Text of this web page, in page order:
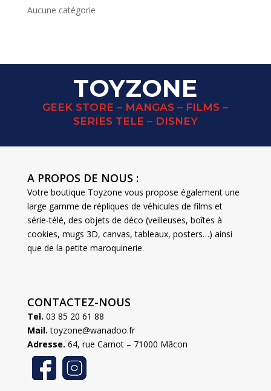
Aucune catégorie
TOYZONE
GEEK STORE – MANGAS – FILMS –
SERIES TELE – DISNEY
A PROPOS DE NOUS :
Votre boutique Toyzone vous propose également une
large gamme de répliques de véhicules de films et
série-télé, des objets de déco (veilleuses, boîtes à
cookies, mugs 3D, canvas, tableaux, posters…) ainsi
que de la petite maroquinerie.
CONTACTEZ-NOUS
Tel. 03 85 20 61 88
Mail. toyzone@wanadoo.fr
Adresse. 64, rue Carnot – 71000 Mâcon